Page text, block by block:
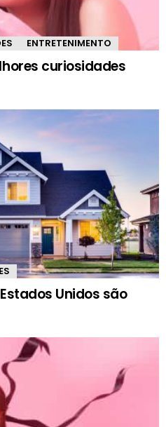
ENTRETENIMENTO
curiosidades
Unidos são